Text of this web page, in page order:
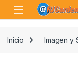
Skip to navigation
Skip to content
Open
Inicio Imagen y